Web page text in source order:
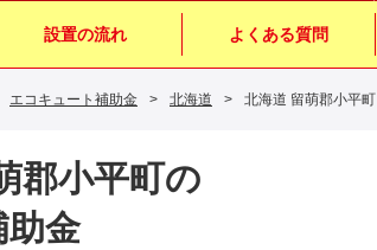
設置の流れ よくある質問
エコキュート補助金 > 北海道 > 北海道 留萌郡小平町
郡小平町の
助金